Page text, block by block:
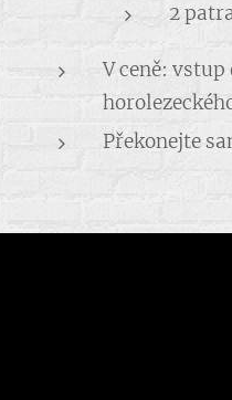
2
V ceně:
Překonejte